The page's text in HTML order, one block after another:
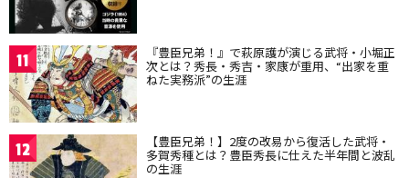
11 『豊臣兄弟！』で萩原護が演じる武将・小堀正
次とは？秀長・秀吉・家康が重用、“出家を重
ねた実務派”の生涯
12 【豊臣兄弟！】2度の改易から復活した武将・
多賀秀種とは？豊臣秀長に仕えた半年間と波乱
の生涯